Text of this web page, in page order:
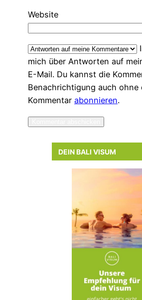
Website
mich über Antworten auf
E-Mail. Du kannst die
Benachrichtigung auch ohne
Kommentar abonnieren.
DEIN BALI VISUM